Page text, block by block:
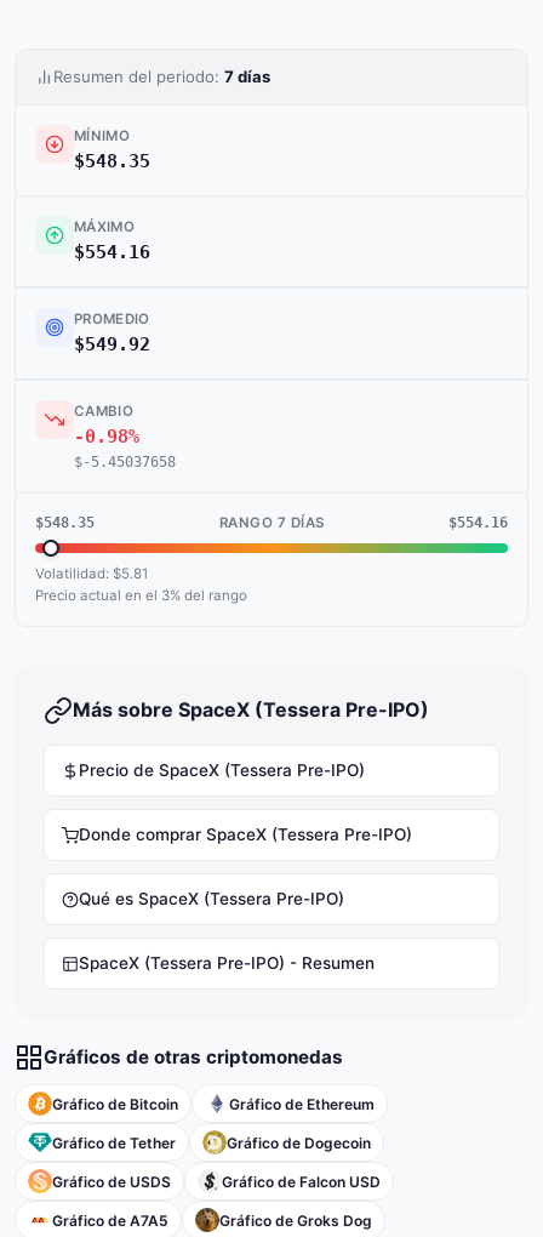
Resumen del periodo: 7 días
MÍNIMO
$548.35
MÁXIMO
$554.16
PROMEDIO
$549.92
CAMBIO
-0.98%
$-5.45037658
$548.35 RANGO 7 DÍAS $554.16
Volatilidad: $5.81
Precio actual en el 3% del rango
Más sobre SpaceX (Tessera Pre-IPO)
Precio de SpaceX (Tessera Pre-IPO)
Donde comprar SpaceX (Tessera Pre-IPO)
Qué es SpaceX (Tessera Pre-IPO)
SpaceX (Tessera Pre-IPO) - Resumen
Gráficos de otras criptomonedas
Gráfico de Bitcoin Gráfico de Ethereum
Gráfico de Tether Gráfico de Dogecoin
Gráfico de USDS Gráfico de Falcon USD
Gráfico de A7A5 Gráfico de Groks Dog